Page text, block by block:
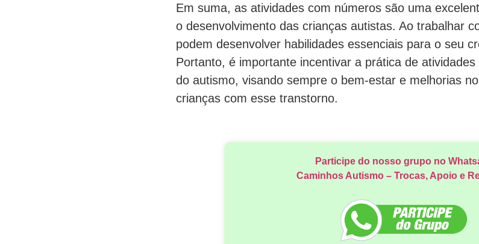
Em suma, as atividades com números são uma
o desenvolvimento das crianças autistas. Ao trabalhar
podem desenvolver habilidades essenciais para o seu
Portanto, é importante incentivar a prática de
do autismo, visando sempre o bem-estar e melhorias
crianças com esse transtorno.
Participe do nosso grupo no
Caminhos Autismo – Trocas, Apoio e